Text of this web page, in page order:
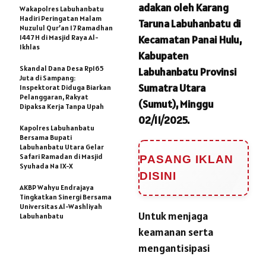
adakan oleh Karang
Taruna Labuhanbatu di
Kecamatan Panai Hulu,
Kabupaten
Labuhanbatu Provinsi
Sumatra Utara
(Sumut), Minggu
02/11/2025.
PASANG IKLAN
DISINI
Untuk menjaga
keamanan serta
mengantisipasi
Wakapolres Labuhanbatu
Hadiri Peringatan Malam
Nuzulul Qur’an 17 Ramadhan
1447 H di Masjid Raya Al-
Ikhlas
Skandal Dana Desa Rp165
Juta di Sampang:
Inspektorat Diduga Biarkan
Pelanggaran, Rakyat
Dipaksa Kerja Tanpa Upah
Kapolres Labuhanbatu
Bersama Bupati
Labuhanbatu Utara Gelar
Safari Ramadan di Masjid
Syuhada Na IX-X
AKBP Wahyu Endrajaya
Tingkatkan Sinergi Bersama
Universitas Al-Washliyah
Labuhanbatu